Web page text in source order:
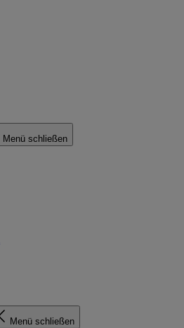
Menü schließen
Menü schließen